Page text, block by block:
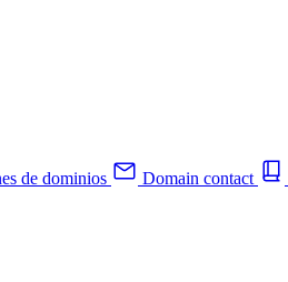
de dominios Domain contact